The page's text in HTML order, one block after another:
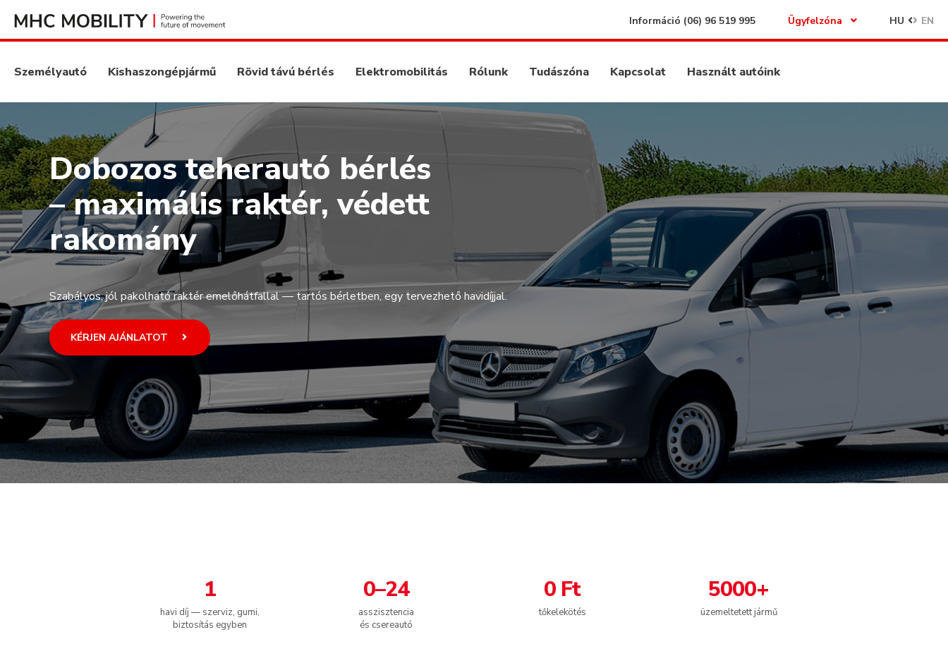
Információ (06) 96 519 995 Ügyfelzóna HU EN
Személyautó Kishaszongépjármű Rövid távú bérlés Elektromobilitás Rólunk Tudászóna Kapcsolat Használt autóink
Dobozos teherautó bérlés
– maximális raktér, védett
rakomány
Szabályos, jól pakolható raktér emelőhátfallal — tartós bérletben, egy tervezhető havidíjjal.
KÉRJEN AJÁNLATOT
1
havi díj — szerviz, gumi,
biztosítás egyben
0–24
asszisztencia
és csereautó
0 Ft
tőkelekötés
5000+
üzemeltetett jármű